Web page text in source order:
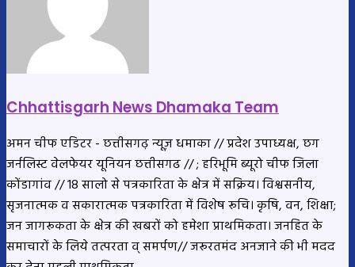
Chhattisgarh News Dhamaka Team
अमन चीफ एडिटर - छत्तीसगढ़ न्यूज़ धमाका // प्रदेश उपाध्यक्ष, छग
जर्नलिस्ट वेलफेयर यूनियन छत्तीसगढ // ; हरिभूमि ब्यूरो चीफ जिला
कोंडागांव // 18 सालो से पत्रकारिता के क्षेत्र में सक्रिय। विश्वसनीय,
सृजनात्मक व सकारात्मक पत्रकारिता में विशेष रूचि। कृषि, वन, शिक्षा;
जन जागरूकता के क्षेत्र की खबरों को हमेशा प्राथमिकता। जनहित के
समाचारों के लिये तत्परता व् समर्पण// जरूरतमंद अनजाने की भी मदद